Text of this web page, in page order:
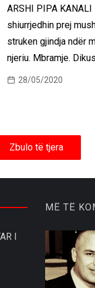
ARSHI PIPA
shiurrjedhin prej
struken gjindja ndër
njeriu. Mbramje.
28/05/2020
Zbulo të tjera
I
MË TË